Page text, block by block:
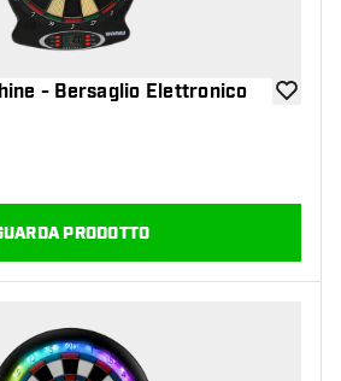
- Bersaglio Elettronico
recensioni
PRODOTTO